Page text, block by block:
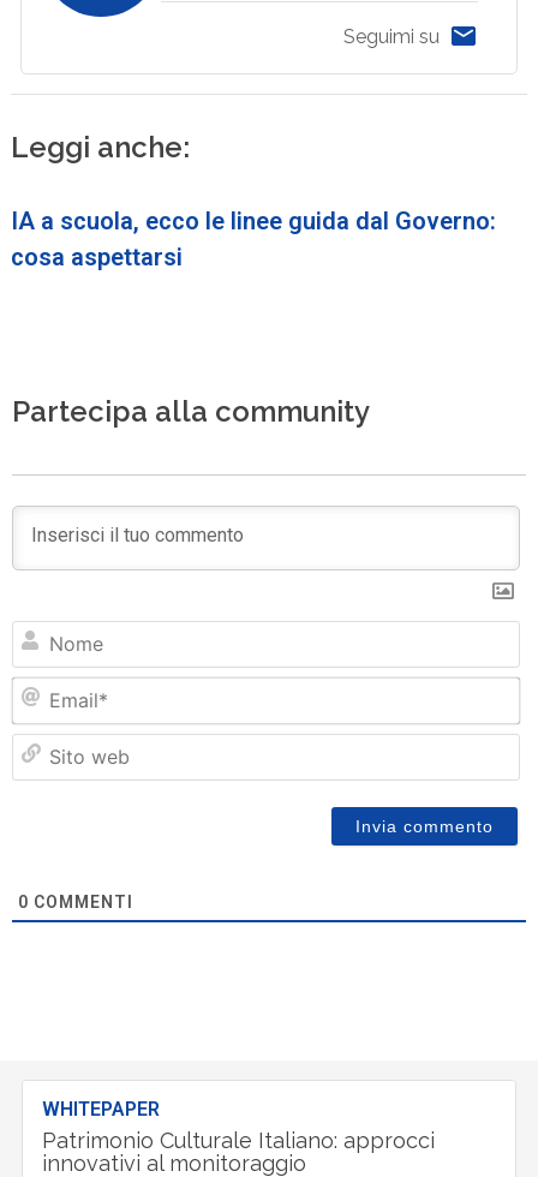
Seguimi su
Leggi anche:
IA a scuola, ecco le linee guida dal Governo:
cosa aspettarsi
Partecipa alla community
0 COMMENTI
WHITEPAPER
Patrimonio Culturale Italiano: approcci
innovativi al monitoraggio